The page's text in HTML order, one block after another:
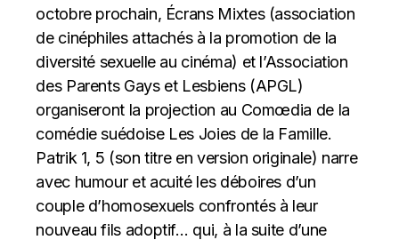
octobre prochain, Écrans Mixtes (association
de cinéphiles attachés à la promotion de la
diversité sexuelle au cinéma) et l’Association
des Parents Gays et Lesbiens (APGL)
organiseront la projection au Comœdia de la
comédie suédoise Les Joies de la Famille.
Patrik 1, 5 (son titre en version originale) narre
avec humour et acuité les déboires d’un
couple d’homosexuels confrontés à leur
nouveau fils adoptif… qui, à la suite d’une